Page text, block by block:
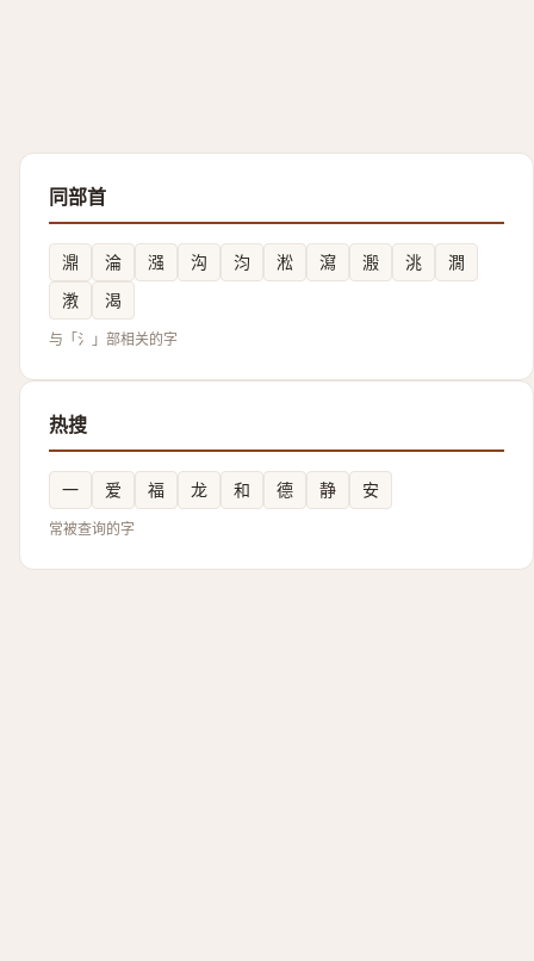
同部首
濎 淪 漒 沟 汮 淞 瀉 溵 洮
㵎
漖
渴
与「氵」部相关的字
热搜
一 爱 福 龙 和 德 静 安
常被查询的字